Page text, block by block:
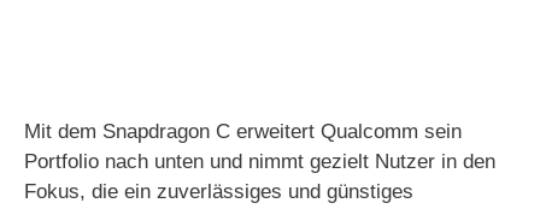
Mit dem Snapdragon C erweitert Qualcomm sein
Portfolio nach unten und nimmt gezielt Nutzer in den
Fokus, die ein zuverlässiges und günstiges